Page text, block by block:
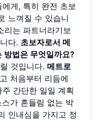
게, 특히 완전 초보
느껴질 수 있습니
리는 파트너라기보
다. 초보자로서 메
방법은 무엇일까요?
것입니다. 메트로
처음부터 리듬에
간단한 일일 계획
가 흔들림 없는 박
인내심을 가지고 정